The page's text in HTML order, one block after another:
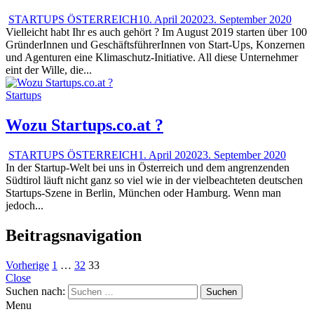
STARTUPS ÖSTERREICH10. April 202023. September 2020
Vielleicht habt Ihr es auch gehört ? Im August 2019 starten über 100
GründerInnen und GeschäftsführerInnen von Start-Ups, Konzernen
und Agenturen eine Klimaschutz-Initiative. All diese Unternehmer
eint der Wille, die...
Startups
Wozu Startups.co.at ?
STARTUPS ÖSTERREICH1. April 202023. September 2020
In der Startup-Welt bei uns in Österreich und dem angrenzenden
Südtirol läuft nicht ganz so viel wie in der vielbeachteten deutschen
Startups-Szene in Berlin, München oder Hamburg. Wenn man
jedoch...
Beitragsnavigation
Vorherige 1 … 32 33
Close
Suchen nach:
Menu